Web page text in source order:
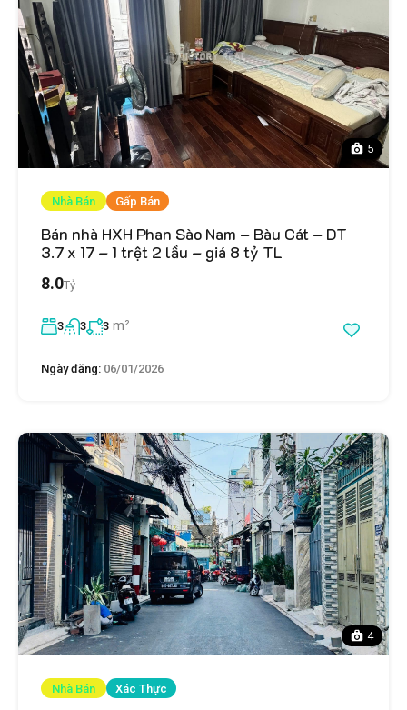
5
Nhà Bán Gấp Bán
Bán nhà HXH Phan Sào Nam – Bàu Cát – DT
3.7 x 17 – 1 trệt 2 lầu – giá 8 tỷ TL
8.0Tỷ
3 3 3 m²
Ngày đăng: 06/01/2026
4
Nhà Bán Xác Thực